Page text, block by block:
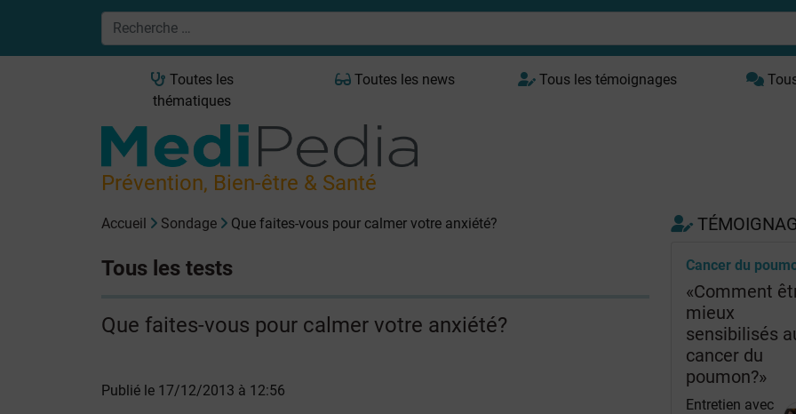
Toutes les
thématiques
Toutes les news Tous les témoignages
Prévention, Bien-être & Santé
Accueil Sondage Que faites-vous pour calmer votre anxiété?
Tous les tests
Que faites-vous pour calmer votre anxiété?
Publié le 17/12/2013 à 12:56
Cancer du
«Comment
mieux
sensibilisés
cancer du
poumon?»
Entretien avec